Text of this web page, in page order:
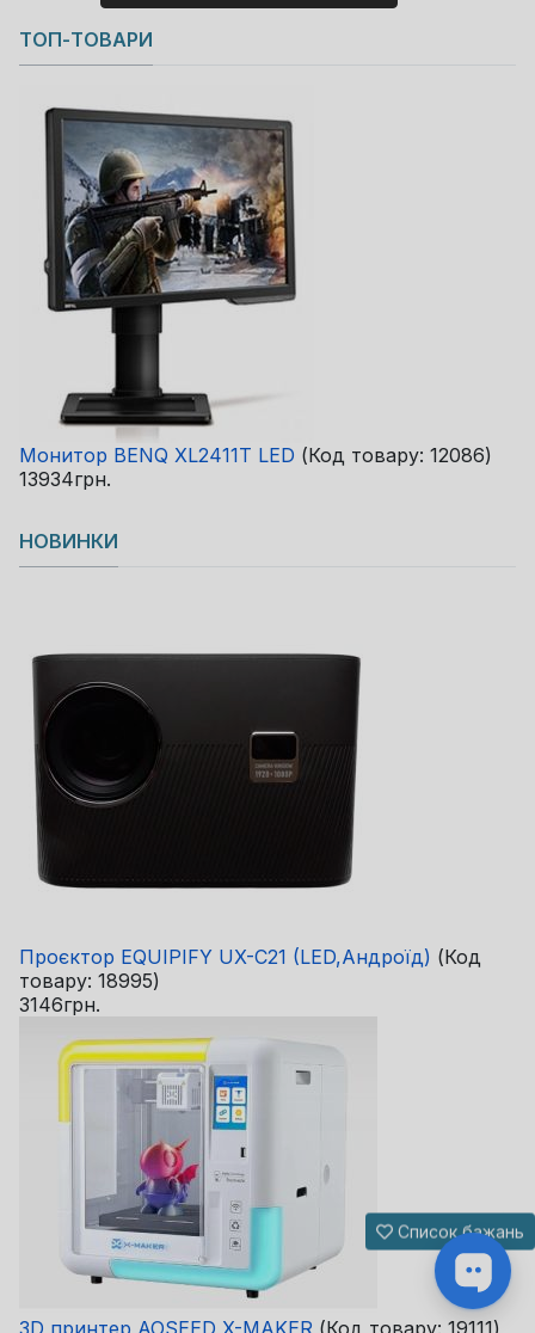
Copyright MAXXmarketing GmbH
JoomShopping Download & Support
ТОП-ТОВАРИ
Монитор BENQ XL2411T LED (Код товару: 12086)
13934грн.
НОВИНКИ
Проєктор EQUIPIFY UX-C21 (LED,Андроїд) (Код
товару: 18995)
3146грн.
3D принтер AOSEED X-MAKER (Код товару: 19111)
Список бажань